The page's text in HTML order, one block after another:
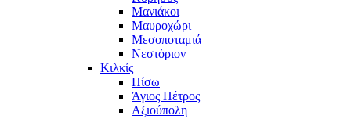
Μανιάκοι
Μαυροχώρι
Μεσοποταμιά
Νεστόριον
Κιλκίς
Πίσω
Άγιος Πέτρος
Αξιούπολη